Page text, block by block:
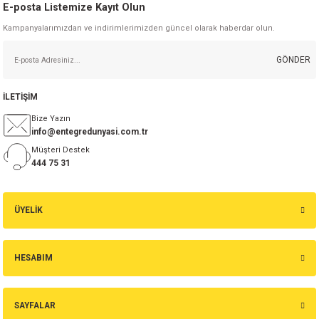
E-posta Listemize Kayıt Olun
Kampanyalarımızdan ve indirimlerimizden güncel olarak haberdar olun.
GÖNDER
ÜYELİK
HESABIM
SAYFALAR
İLETİŞİM
Bize Yazın
info@entegredunyasi.com.tr
Müşteri Destek
444 75 31